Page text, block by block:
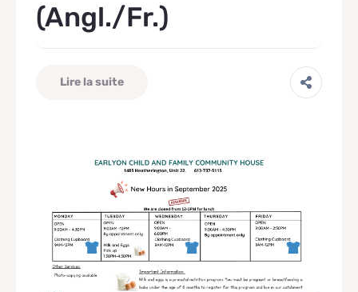
(angl./fr.)
Lire la suite